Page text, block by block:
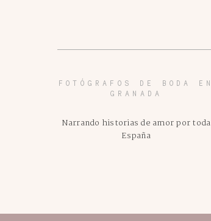
FOTÓGRAFOS DE BODA EN
GRANADA
Narrando historias de amor por toda
España